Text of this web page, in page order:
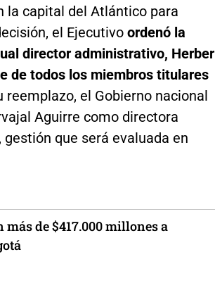
la capital del Atlántico para
el Ejecutivo ordenó la
director administrativo, Herber
de todos los miembros titulares
reemplazo, el Gobierno nacional
Aguirre como directora
que será evaluada en
de $417.000 millones a